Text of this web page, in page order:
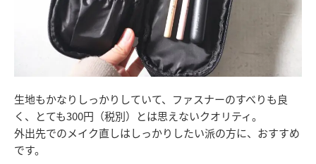
生地もかなりしっかりしていて、ファスナーのすべりも良
く、とても300円（税別）とは思えないクオリティ。
外出先でのメイク直しはしっかりしたい派の方に、おすすめ
です。